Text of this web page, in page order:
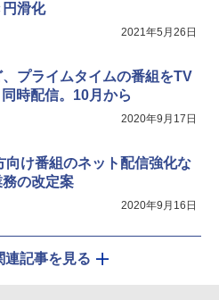
滑化
2021年5月26日
、プライムタイムの番組をTV
時配信。10月から
2020年9月17日
向け番組のネット配信強化な
の改定案
2020年9月16日
連記事を見る